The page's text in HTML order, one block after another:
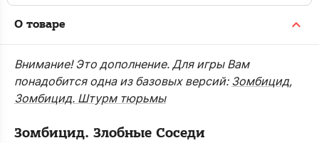
О товаре
Внимание! Это дополнение. Для игры Вам
понадобится одна из базовых версий: Зомбицид,
Зомбицид. Штурм тюрьмы
Зомбицид. Злобные Соседи